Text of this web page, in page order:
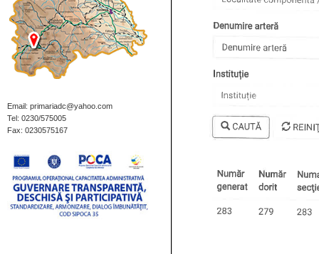
Email: primariadc@yahoo.com
Tel: 0230/575005
Fax: 0230575167